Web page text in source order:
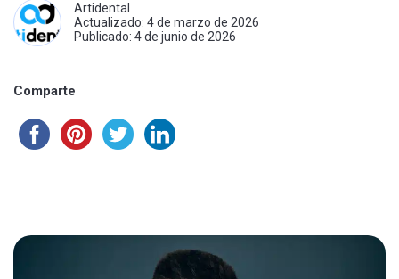
Artidental
Actualizado: 4 de marzo de 2026
Publicado: 4 de junio de 2026
Comparte